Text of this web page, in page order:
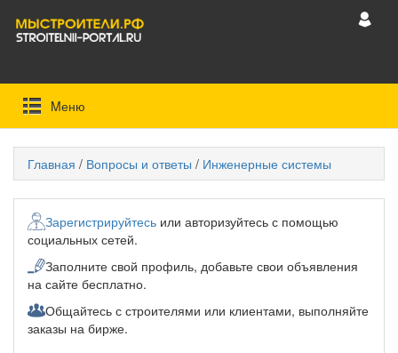
Mеню
Главная / Вопросы и ответы / Инженерные системы
Зарегистрируйтесь или авторизуйтесь с помощью
социальных сетей.
Заполните свой профиль, добавьте свои объявления
на сайте бесплатно.
Общайтесь с строителями или клиентами, выполняйте
заказы на бирже.